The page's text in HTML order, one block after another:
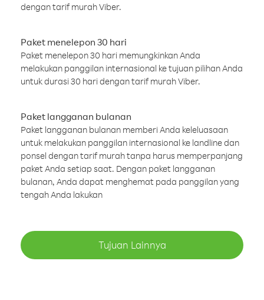
dengan tarif murah Viber.
Paket menelepon 30 hari
Paket menelepon 30 hari memungkinkan Anda
melakukan panggilan internasional ke tujuan pilihan Anda
untuk durasi 30 hari dengan tarif murah Viber.
Paket langganan bulanan
Paket langganan bulanan memberi Anda keleluasaan
untuk melakukan panggilan internasional ke landline dan
ponsel dengan tarif murah tanpa harus memperpanjang
paket Anda setiap saat. Dengan paket langganan
bulanan, Anda dapat menghemat pada panggilan yang
tengah Anda lakukan
Tujuan Lainnya